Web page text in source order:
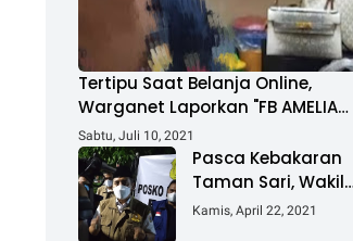
Tertipu Saat Belanja Online,
Warganet Laporkan "FB AMELIA
ACHMAD"
Sabtu, Juli 10, 2021
Pasca Kebakaran
Taman Sari, Wakil
Walikota Kunjungi
Kamis, April 22, 2021